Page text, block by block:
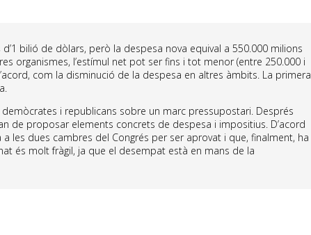
bilió de dòlars, però la despesa nova equival a 550.000 milions
organismes, l’estímul net pot ser fins i tot menor (entre 250.000 i
com la disminució de la despesa en altres àmbits. La primera
i republicans sobre un marc pressupostari. Després
de proposar elements concrets de despesa i impositius. D’acord
les dues cambres del Congrés per ser aprovat i que, finalment, ha
és molt fràgil, ja que el desempat està en mans de la